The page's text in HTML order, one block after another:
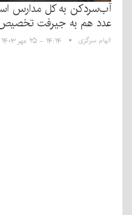
آب‌سردکن به کل مدارس
عدد هم به جیرفت تخصیص
الهام سرگزی ۱۴:۱۴ - ۲۵ مهر ۱۴۰۳